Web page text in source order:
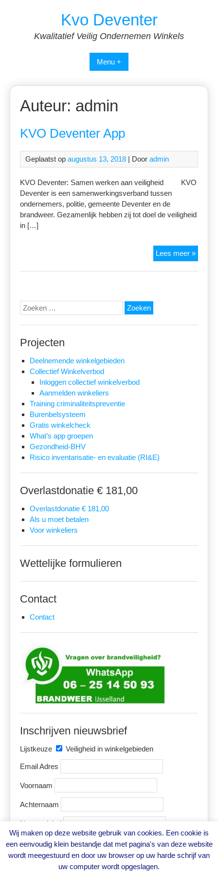
Kvo Deventer
Kwalitatief Veilig Ondernemen Winkels
Menu +
Auteur: admin
KVO Deventer App
Geplaatst op augustus 13, 2018 | Door admin
KVO Deventer: Samen werken aan veiligheid KVO
Deventer is een samenwerkingsverband tussen
ondernemers, politie, gemeente Deventer en de
brandweer. Gezamenlijk hebben zij tot doel de veiligheid
in […]
Lees meer »KVO
App
Zoeken
naar:
Projecten
Deelnemende winkelgebieden
Collectief Winkelverbod
Inloggen collectief winkelverbod
Aanmelden winkeliers
Training criminaliteitspreventie
Burenbelsysteem
Gratis winkelcheck
What’s app groepen
Gezondheid-BHV
Risico inventarisatie- en evaluatie (RI&E)
Overlastdonatie € 181,00
Overlastdonatie € 181,00
Als u moet betalen
Voor winkeliers
Wettelijke formulieren
Contact
Contact
Inschrijven nieuwsbrief
Lijstkeuze Veiligheid in winkelgebieden
Email Adres
Voornaam
Achternaam
Naam winkel
Wij maken op deze website gebruik van cookies. Een cookie is
een eenvoudig klein bestandje dat met pagina's van deze website
wordt meegestuurd en door uw browser op uw harde schrijf van
uw computer wordt opgeslagen.